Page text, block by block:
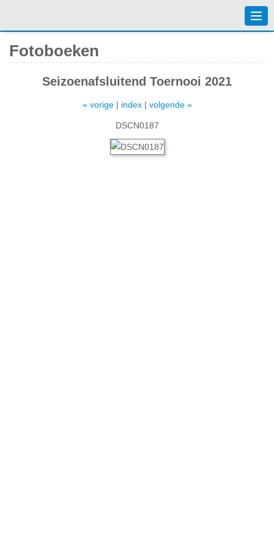
Fotoboeken
Seizoenafsluitend Toernooi 2021
« vorige| index| volgende »
DSCN0187